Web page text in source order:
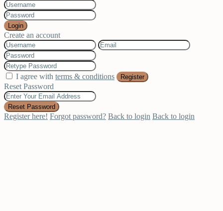
Login
Create an account
I agree with terms & conditions Register
Reset Password
Reset Password
Register here! Forgot password? Back to login Back to login